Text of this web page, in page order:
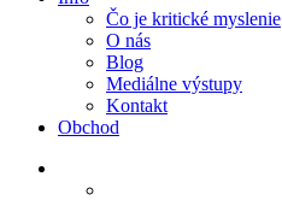
Čo je kritické myslenie
O nás
Blog
Mediálne výstupy
Kontakt
Obchod